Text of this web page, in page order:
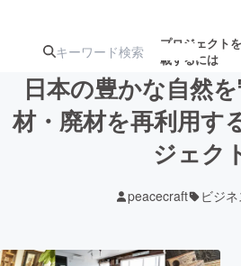
プロジェクト
載するには
注目の新着プロ募
日本の豊かな自然
材・廃材を再利用す
ジェク
peacecraft ビジ